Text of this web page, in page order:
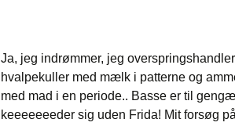
Ja, jeg indrømmer, jeg
hvalpekuller med mælk i patterne og
med mad i en periode.. Basse er til
keeeeeeeder sig uden Frida! Mit forsøg